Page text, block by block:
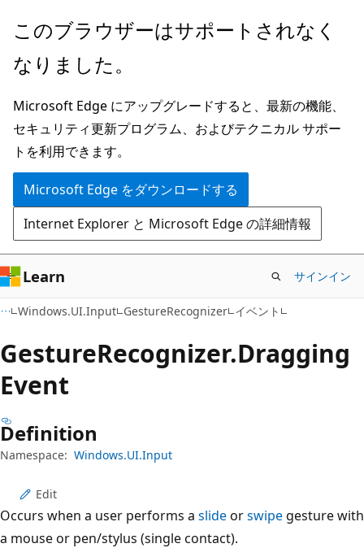
メ
ン
ン
テ
ン
ツ
に
ス
キ
ッ
プ
ペ
ジ
ナ
ビ
ゲ
ー
シ
ョ
ン
に
ス
キ
ッ
プ
このブラウザーはサポートされなく
なりました。
Microsoft Edge にアップグレードすると、最新の機能、
セキュリティ更新プログラム、およびテクニカル サポー
トを利用できます。
Microsoft Edge をダウンロードする
Internet Explorer と Microsoft Edge の詳細情報
Learn サインイン
Windows.UI.Input GestureRecognizer イベント
GestureRecognizer.Dragging
Event
Definition
Namespace: Windows.UI.Input
Edit
Occurs when a user performs a slideorswipe gesture with
a mouse or pen/stylus (single contact).